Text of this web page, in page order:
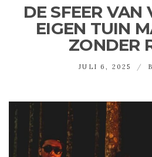
DE SFEER VAN
EIGEN TUIN
ZONDER
JULI 6, 2025